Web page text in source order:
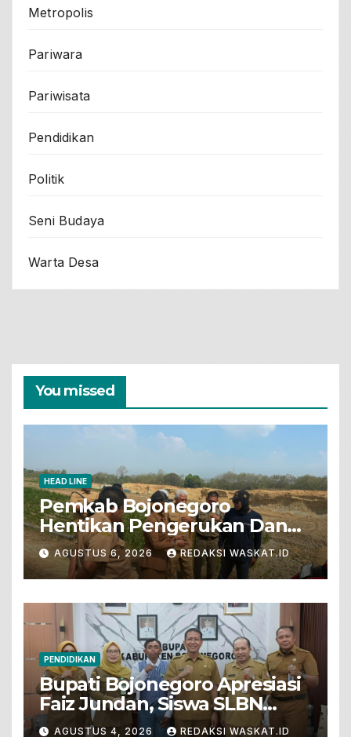
Metropolis
Pariwara
Pariwisata
Pendidikan
Politik
Seni Budaya
Warta Desa
You missed
HEAD LINE
Pemkab Bojonegoro
Hentikan Pengerukan Dan
Penjualan Tanah Dari Lahan
Pertanian
AGUSTUS 6, 2026 REDAKSI WASKAT.ID
PENDIDIKAN
Bupati Bojonegoro Apresiasi
Faiz Jundan, Siswa SLBN
Gunungsari Baureno Masuk
AGUSTUS 4, 2026 REDAKSI WASKAT.ID